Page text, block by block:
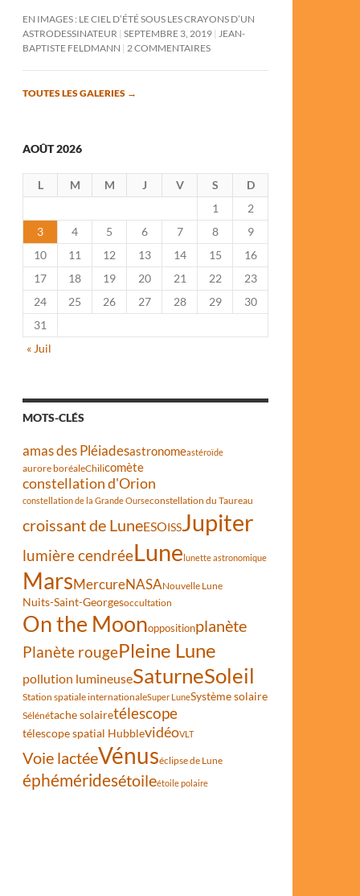
EN IMAGES : LE CIEL D’ÉTÉ SOUS LES CRAYONS D’UN
ASTRODESSINATEUR SEPTEMBRE 3, 2019
JEAN-
BAPTISTE FELDMANN
2 COMMENTAIRES
TOUTES LES GALERIES →
AOÛT 2026
L M M J V S
D
1
2
3
4 5 6 7 8
9
10
11 12 13 14 15
16
17
18 19 20 21 22
23
24
25 26 27 28 29
30
31
« Juil
MOTS-CLÉS
amas des Pléiadesastronomeastéroïde
aurore boréaleChilicomète
constellation d'Orion
constellation de la Grande Ourseconstellation du Taureau
croissant de LuneESOISSJupiter
lumière cendréeLunelunette astronomique
MarsMercureNASANouvelle Lune
Nuits-Saint-Georgesoccultation
On the Moonoppositionplanète
Planète rougePleine Lune
pollution lumineuseSaturneSoleil
Station spatiale internationaleSuper LuneSystème solaire
Sélénétache solairetélescope
télescope spatial HubblevidéoVLT
Voie lactéeVénuséclipse de Lune
éphéméridesétoileétoile polaire